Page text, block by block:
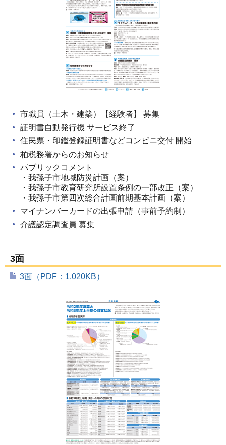
市職員（土木・建築）【経験者】 募集
証明書自動発行機 サービス終了
住民票・印鑑登録証明書などコンビニ交付 開始
柏税務署からのお知らせ
パブリックコメント
・我孫子市地域防災計画（案）
・我孫子市教育研究所設置条例の一部改正（案）
・我孫子市第四次総合計画前期基本計画（案）
マイナンバーカードの出張申請（事前予約制）
介護認定調査員 募集
3面
3面（PDF：1,020KB）